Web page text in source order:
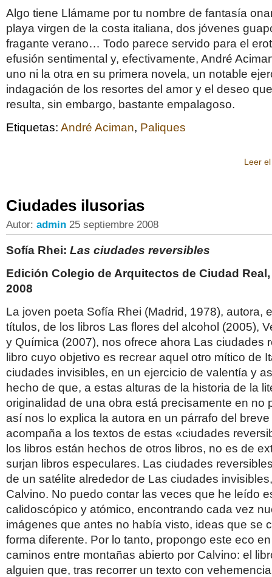
Algo tiene Llámame por tu nombre de fantasía
playa virgen de la costa italiana, dos jóvenes
fragante verano… Todo parece servido para el
efusión sentimental y, efectivamente, André
uno ni la otra en su primera novela, un notable
indagación de los resortes del amor y el deseo
resulta, sin embargo, bastante empalagoso.
Etiquetas: André Aciman, Paliques
Leer
Ciudades ilusorias
Autor: admin 25 septiembre 2008
Sofía Rhei: Las ciudades reversibles
Edición Colegio de Arquitectos de Ciudad
2008
La joven poeta Sofía Rhei (Madrid, 1978), autora,
títulos, de los libros Las flores del alcohol (2005),
y Química (2007), nos ofrece ahora Las ciudades
libro cuyo objetivo es recrear aquel otro mítico de
ciudades invisibles, en un ejercicio de valentía y
hecho de que, a estas alturas de la historia de la
originalidad de una obra está precisamente en no
así nos lo explica la autora en un párrafo del
acompaña a los textos de estas «ciudades
los libros están hechos de otros libros, no es de
surjan libros especulares. Las ciudades
de un satélite alrededor de Las ciudades
Calvino. No puedo contar las veces que he leído
calidoscópico y atómico, encontrando cada vez
imágenes que antes no había visto, ideas que se
forma diferente. Por lo tanto, propongo este eco
caminos entre montañas abierto por Calvino: el
alguien que, tras recorrer un texto con